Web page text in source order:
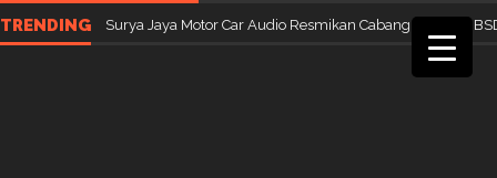
TRENDING Surya Jaya Motor Car Audio Resmikan Cabang Ketiga di